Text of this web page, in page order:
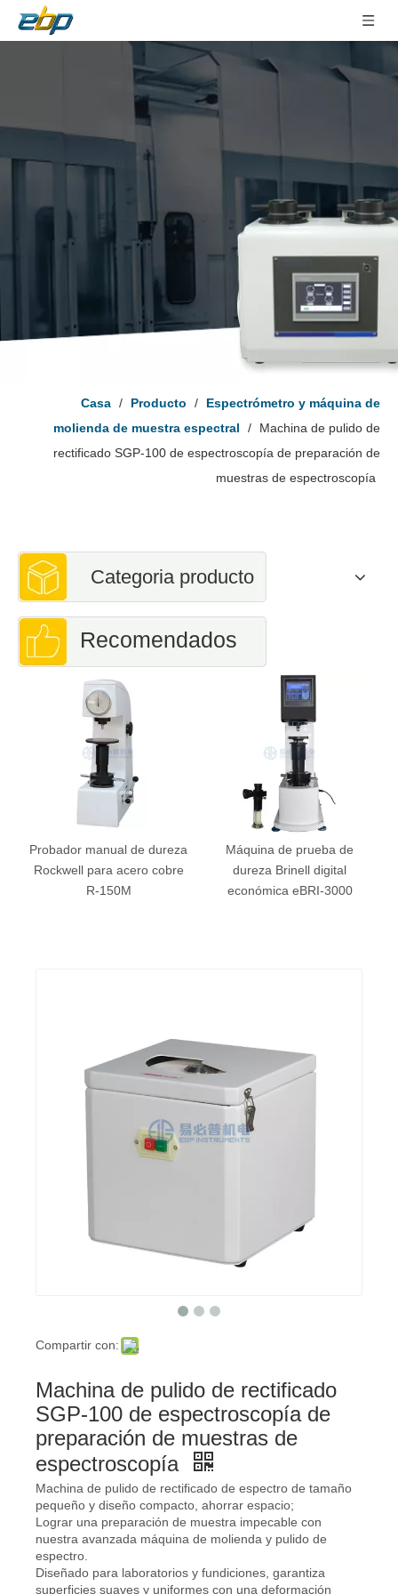
Casa / Producto /
Espectrómetro y máquina de
molienda de muestra espectral
/
Machina de pulido de
rectificado SGP-100 de espectroscopía de preparación de
muestras de espectroscopía
Categoria producto
Recomendados
Probador manual de dureza
Rockwell para acero cobre
R-150M
Máquina de prueba de
dureza Brinell digital
económica eBRI-3000
Compartir con:
Machina de pulido de rectificado
SGP-100 de espectroscopía de
preparación de muestras de
espectroscopía
Machina de pulido de rectificado de espectro de tamaño
pequeño y diseño compacto, ahorrar espacio;
Lograr una preparación de muestra impecable con
nuestra avanzada máquina de molienda y pulido de
espectro.
Diseñado para laboratorios y fundiciones, garantiza
superficies suaves y uniformes con una deformación